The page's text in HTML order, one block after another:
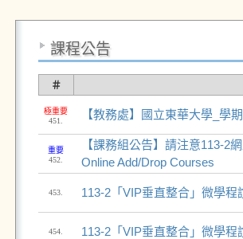
課程公告
＃
極重要
451.
【教務處】國立東華大學_學
重要
452.
【課務組公告】請注意113-2
Online Add/Drop Courses
453. 113-2「VIP垂直整合」微學程
454. 113-2「VIP垂直整合」微學程